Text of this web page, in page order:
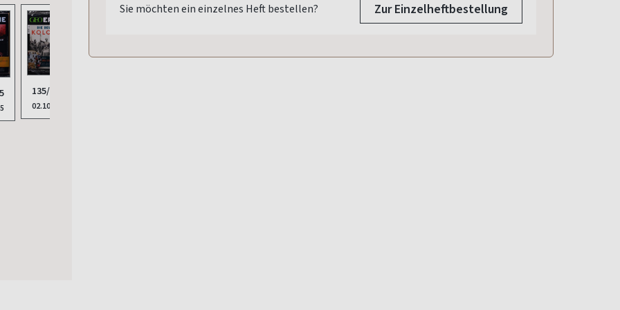
135/2025
02.10.2025
Sie möchten ein einzelnes Heft bestellen? Zur Einzelheftbestellung